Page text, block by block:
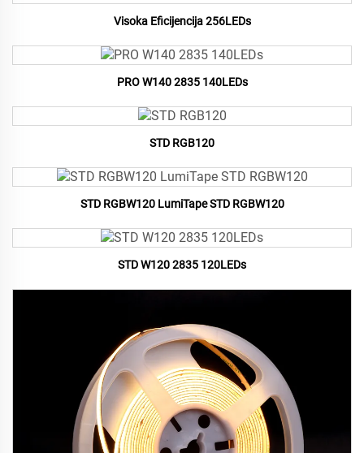
Visoka Eficijencija 256LEDs
PRO W140 2835 140LEDs
STD RGB120
STD RGBW120 LumiTape STD RGBW120
STD W120 2835 120LEDs